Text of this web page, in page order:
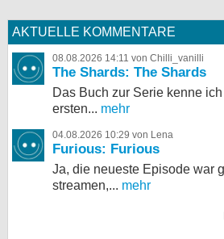
AKTUELLE KOMMENTARE
08.08.2026 14:11 von Chilli_vanilli
The Shards: The Shards
Das Buch zur Serie kenne
ersten... mehr
04.08.2026 10:29 von Lena
Furious: Furious
Ja, die neueste Episode war
streamen,... mehr